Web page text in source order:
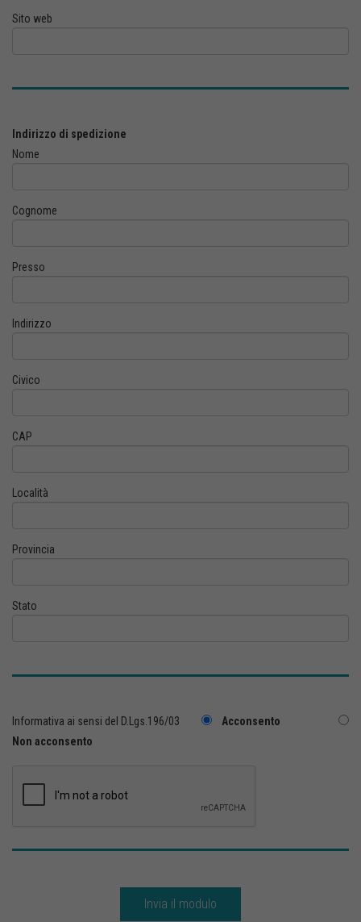
Sito web
Indirizzo di spedizione
Nome
Cognome
Presso
Indirizzo
Civico
CAP
Località
Provincia
Stato
Informativa ai sensi del D.Lgs.196/03
Acconsento
Non acconsento
Invia il modulo